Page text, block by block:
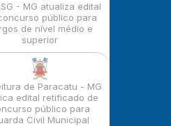
- MG atualiza edital
público para
de nível médio e
superior
de Paracatu - MG
edital retificado de
público para
Civil Municipal